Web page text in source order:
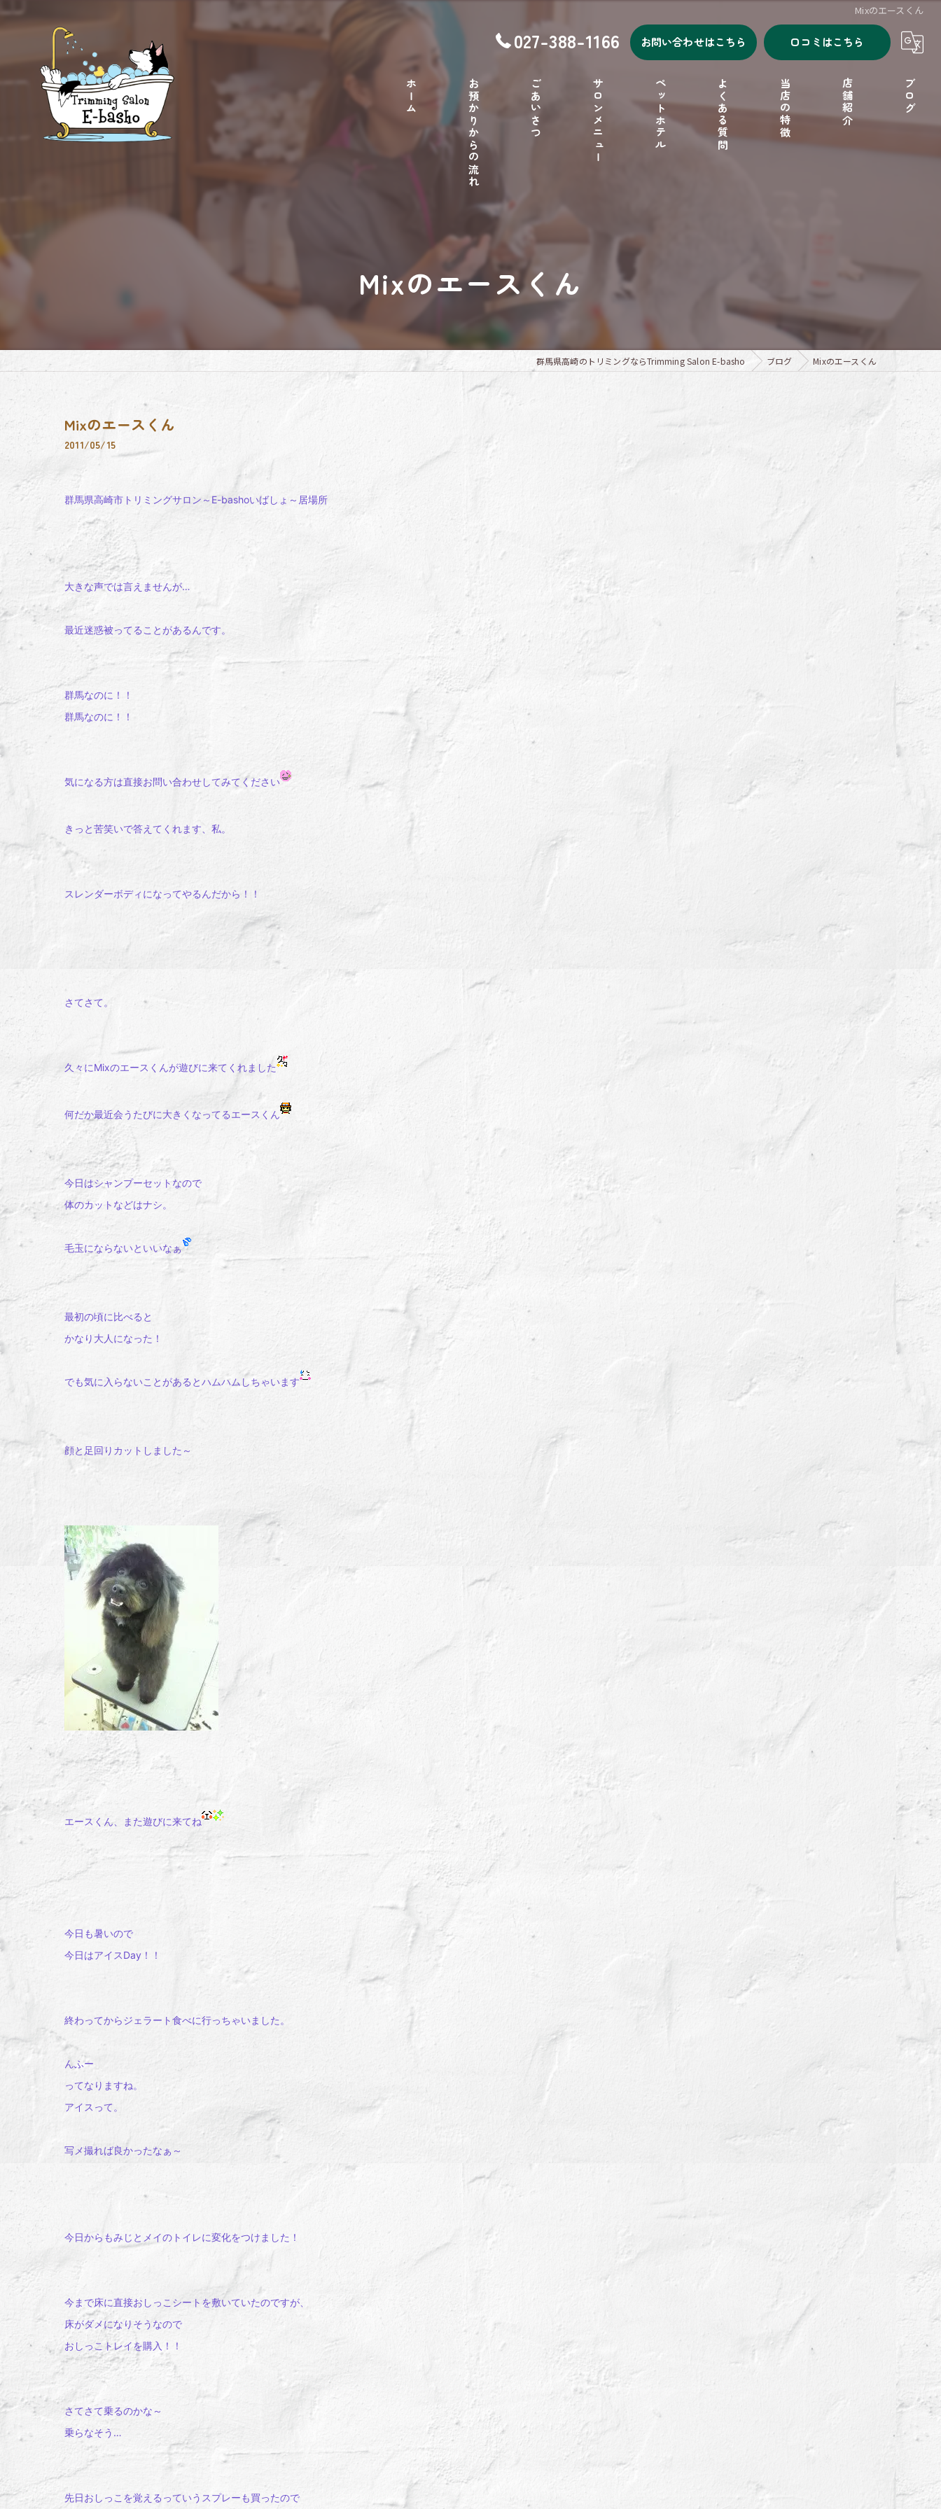
Mixのエースくん
027-388-1166 お問い合わせはこちら 口コミはこちら
ホーム お預かりからの流れ ごあいさつ サロンメニュー ペットホテル よくある質問 当店の特徴 店舗紹介 ブログ
Mixのエースくん
群馬県高崎のトリミングならTrimming Salon E-basho ブログ Mixのエースくん
Mixのエースくん
2011/05/15
群馬県高崎市トリミングサロン～E-bashoいばしょ～居場所
大きな声では言えませんが…
最近迷惑被ってることがあるんです。
群馬なのに！！
群馬なのに！！
気になる方は直接お問い合わせしてみてください
きっと苦笑いで答えてくれます、私。
スレンダーボディになってやるんだから！！
さてさて。
久々にMixのエースくんが遊びに来てくれました
何だか最近会うたびに大きくなってるエースくん
今日はシャンプーセットなので
体のカットなどはナシ。
毛玉にならないといいなぁ
最初の頃に比べると
かなり大人になった！
でも気に入らないことがあるとハムハムしちゃいます
顔と足回りカットしました～
エースくん、また遊びに来てね
今日も暑いので
今日はアイスDay！！
終わってからジェラート食べに行っちゃいました。
んふー
ってなりますね。
アイスって。
写メ撮れば良かったなぁ～
今日からもみじとメイのトイレに変化をつけました！
今まで床に直接おしっこシートを敷いていたのですが、
床がダメになりそうなので
おしっこトレイを購入！！
さてさて乗るのかな～
乗らなそう…
先日おしっこを覚えるっていうスプレーも買ったので